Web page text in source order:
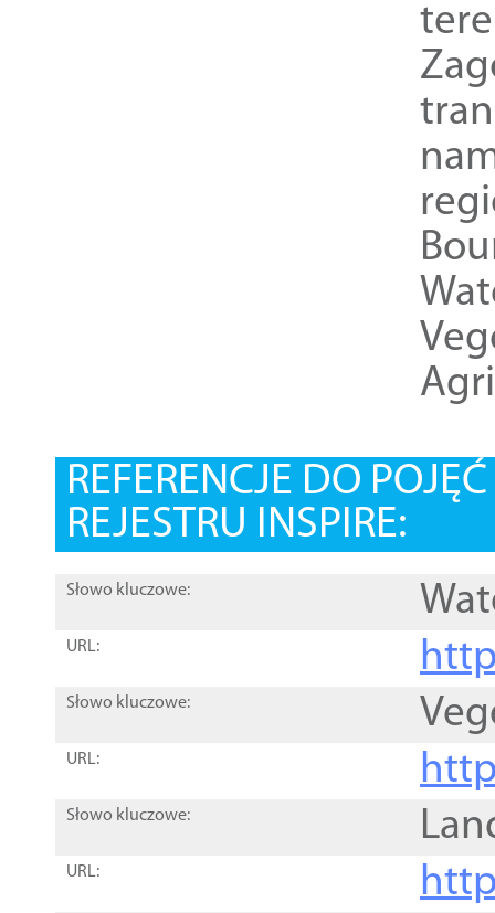
REFERENCJE DO
REJESTRU INSPIRE:
Słowo kluczowe:
URL:
Słowo kluczowe:
URL:
Słowo kluczowe:
URL: